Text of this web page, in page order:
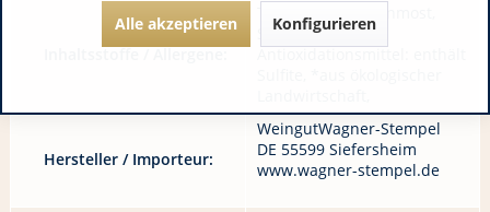
Trauben / Traubenmost,
Saccharose,
Hersteller / Importeur:
WeingutWagner-Stempel
DE 55599 Siefersheim
www.wagner-stempel.de
Alle akzeptieren Konfigurieren